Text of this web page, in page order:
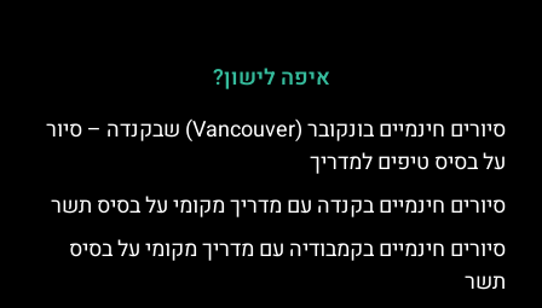
איפה לישון?
סיורים חינמיים בונקובר (Vancouver) שבקנדה – סיור
על בסיס טיפים למדריך
סיורים חינמיים בקנדה עם מדריך מקומי על בסיס תשר
סיורים חינמיים בקמבודיה עם מדריך מקומי על בסיס
תשר